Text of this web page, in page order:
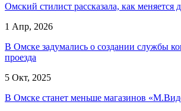
Омский стилист рассказала, как меняется
1 Апр, 2026
В Омске задумались о создании службы
проезда
5 Окт, 2025
В Омске станет меньше магазинов